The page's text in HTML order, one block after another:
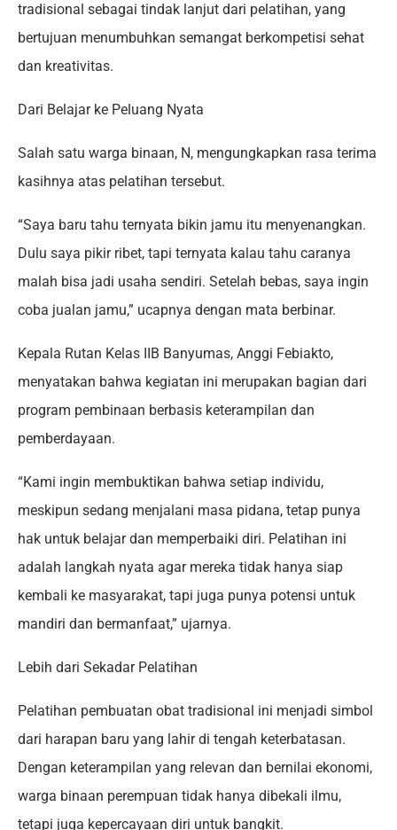
tradisional sebagai tindak lanjut dari pelatihan, yang
bertujuan menumbuhkan semangat berkompetisi sehat
dan kreativitas.
Dari Belajar ke Peluang Nyata
Salah satu warga binaan, N, mengungkapkan rasa terima
kasihnya atas pelatihan tersebut.
“Saya baru tahu ternyata bikin jamu itu menyenangkan.
Dulu saya pikir ribet, tapi ternyata kalau tahu caranya
malah bisa jadi usaha sendiri. Setelah bebas, saya ingin
coba jualan jamu,” ucapnya dengan mata berbinar.
Kepala Rutan Kelas IIB Banyumas, Anggi Febiakto,
menyatakan bahwa kegiatan ini merupakan bagian dari
program pembinaan berbasis keterampilan dan
pemberdayaan.
“Kami ingin membuktikan bahwa setiap individu,
meskipun sedang menjalani masa pidana, tetap punya
hak untuk belajar dan memperbaiki diri. Pelatihan ini
adalah langkah nyata agar mereka tidak hanya siap
kembali ke masyarakat, tapi juga punya potensi untuk
mandiri dan bermanfaat,” ujarnya.
Lebih dari Sekadar Pelatihan
Pelatihan pembuatan obat tradisional ini menjadi simbol
dari harapan baru yang lahir di tengah keterbatasan.
Dengan keterampilan yang relevan dan bernilai ekonomi,
warga binaan perempuan tidak hanya dibekali ilmu,
tetapi juga kepercayaan diri untuk bangkit.